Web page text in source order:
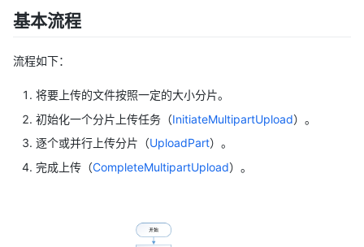
基本流程
流程如下：
将要上传的文件按照一定的大小分片。
初始化一个分片上传任务（InitiateMultipartUpload）。
逐个或并行上传分片（UploadPart）。
完成上传（CompleteMultipartUpload）。